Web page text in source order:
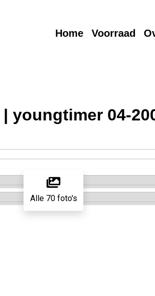
Home Voorraad
youngtimer 04-
Alle 70 foto's